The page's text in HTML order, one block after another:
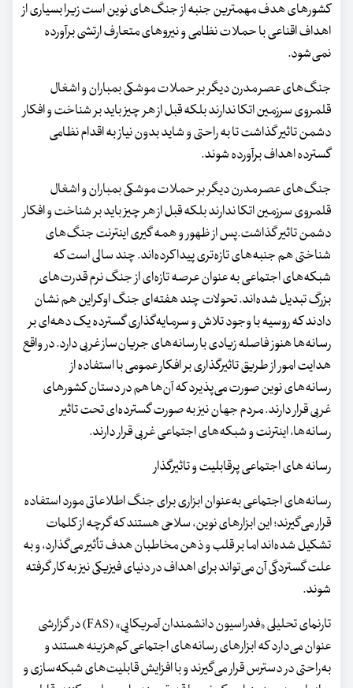
کشورهای هدف مهمترین جنبه از جنگ‌های نوین است زیرا بسیاری از
اهداف اقناعی با حملات نظامی و نیروهای متعارف ارتشی برآورده
نمی‌شود.
جنگ‌های عصر مدرن دیگر بر حملات موشکی بمباران و اشغال
قلمروی سرزمین اتکا ندارند بلکه قبل از هر چیز باید بر شناخت و افکار
دشمن تاثیر گذاشت تا به راحتی و شاید بدون نیاز به اقدام نظامی
گسترده اهداف برآورده شوند.
جنگ‌های عصر مدرن دیگر بر حملات موشکی بمباران و اشغال
قلمروی سرزمین اتکا ندارند بلکه قبل از هر چیز باید بر شناخت و افکار
دشمن تاثیر گذاشت.پس از ظهور و همه گیری اینترنت جنگ‌های
شناختی هم جنبه‌های تازه‌تری پیدا کرده‌اند. چند سالی است که
شبکه‌های اجتماعی به عنوان عرصه تازه‌ای از جنگ نرم قدرت‌های
بزرگ تبدیل شده‌اند. تحولات چند هفته‌ای جنگ اوکراین هم نشان
دادند که روسیه با وجود تلاش و سرمایه‌گذاری گسترده یک دهه‌ای بر
رسانه‌ها هنوز فاصله زیادی با رسانه‌های جریان‌ساز غربی دارد. در واقع
هدایت امور از طریق تاثیرگذاری بر افکار عمومی با استفاده از
رسانه‌های نوین صورت می‌پذیرد که آن‌ها هم در دستان کشورهای
غربی قرار دارند. مردم جهان نیز به صورت گسترده‌ای تحت تاثیر
رسانه‌ها، اینترنت و شبکه‌های اجتماعی غربی قرار دارند.
رسانه های اجتماعی پرقابلیت و تاثیرگذار
رسانه‌های اجتماعی به‌عنوان ابزاری برای جنگ اطلاعاتی مورد استفاده
قرار می‌گیرند؛ این ابزارهای نوین، سلاحی هستند که گرچه از کلمات
تشکیل شده‌اند اما بر قلب و ذهن مخاطبان هدف تأثیر می‌گذارد، و به
علت گستردگی آن می‌تواند برای اهداف در دنیای فیزیکی نیز به کار گرفته
شوند.
تارنمای تحلیلی «فدراسیون دانشمندان آمریکایی» (FAS) در گزارشی
عنوان می‌دارد که ابزارهای رسانه‌های اجتماعی کم‌هزینه هستند و
به‌راحتی در دسترس قرار می‌گیرند و با افزایش قابلیت‌های شبکه‌سازی و